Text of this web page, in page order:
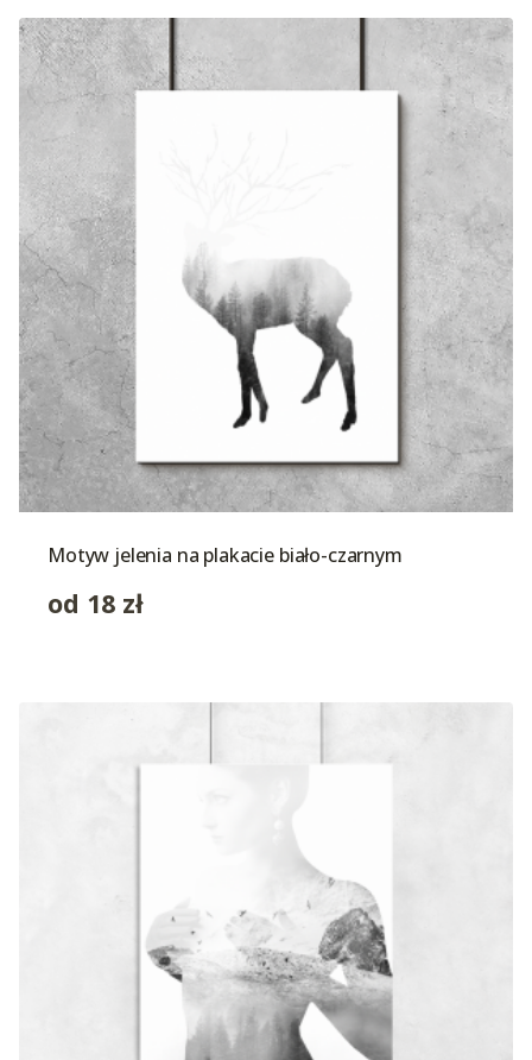
Motyw jelenia na plakacie biało-czarnym
od 18 zł